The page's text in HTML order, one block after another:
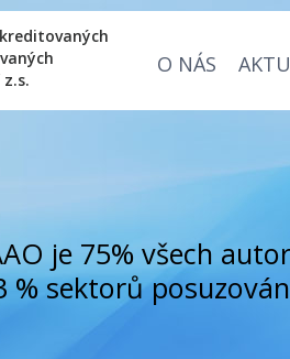
O NÁS
je 75% všech
% sektorů